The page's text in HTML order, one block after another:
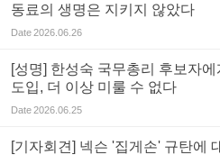
동료의 생명은 지키지 않았다
Date2026.06.26
[성명] 한성숙 국무총리 후보자
도입, 더 이상 미룰 수 없다
Date2026.06.25
[기자회견] 넥슨 '집게손' 규탄에